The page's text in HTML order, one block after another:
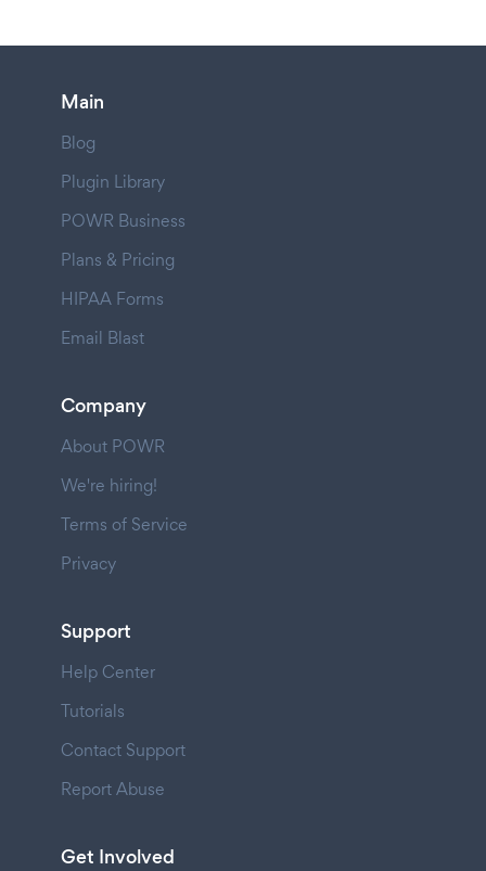
Main
Blog
Plugin Library
POWR Business
Plans & Pricing
HIPAA Forms
Email Blast
Company
About POWR
We're hiring!
Terms of Service
Privacy
Support
Help Center
Tutorials
Contact Support
Report Abuse
Get Involved